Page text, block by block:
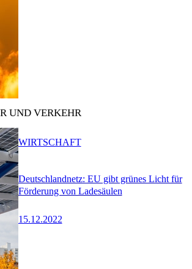
UND VERKEHR
Deutschlandnetz: EU gibt grünes Licht für
Förderung von Ladesäulen
15.12.2022
WIRTSCHAFT